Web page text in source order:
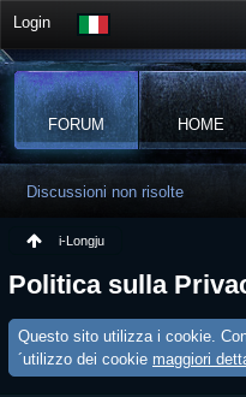
Login
FORUM HOME
Discussioni non risolte
i-Longju
Politica sulla
Questo sito utilizza i cookie.
´utilizzo dei cookie maggiori